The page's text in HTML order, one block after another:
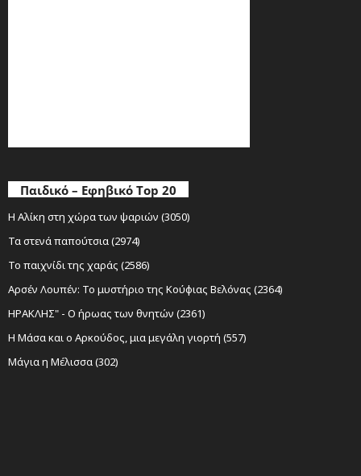
Παιδικό – Εφηβικό Top 20
Η Αλίκη στη χώρα των ψαριών (3050)
Τα στενά παπούτσια (2974)
Το παιχνίδι της χαράς (2586)
Αρσέν Λουπέν: Το μυστήριο της Κούφιας Βελόνας (2364)
ΗΡΑΚΛΗΣ" - Ο ήρωας των θνητών (2361)
Η Μάσα και ο Αρκούδος, μια μεγάλη γιορτή (557)
Μάγια η Μέλισσα (302)